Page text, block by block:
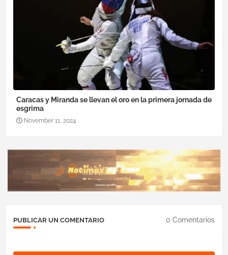
Caracas y Miranda se llevan el oro en la primera jornada de
esgrima
November 11, 2024
PUBLICAR UN COMENTARIO 0 Comentarios